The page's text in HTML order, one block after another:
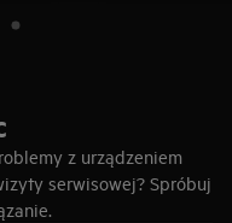
z urządzeniem
serwisowej? Spróbuj